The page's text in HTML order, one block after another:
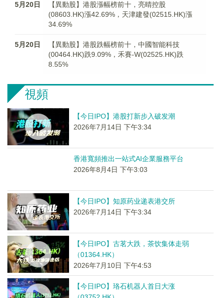
5月20日
【異動股】港股漲幅榜前十，亮晴控股
(08603.HK)漲42.69%，天津建發(02515.HK)漲
34.69%
5月20日
【異動股】港股跌幅榜前十，中國智能科技
(00464.HK)跌9.09%，禾賽-W(02525.HK)跌
8.55%
視頻
【今日IPO】港股打新步入破发潮
2026年7月14日 下午3:34
香港寬頻推出一站式AI企業服務平台
2026年8月4日 下午3:03
【今日IPO】知原药业递表港交所
2026年7月14日 下午3:34
【今日IPO】古茗大跌，茶饮集体走弱
（01364.HK）
2026年7月10日 下午4:53
【今日IPO】珞石机器人首日大涨